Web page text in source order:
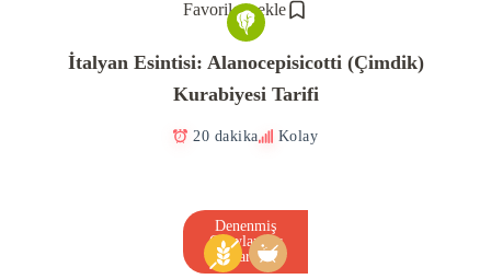
Favorilere ekle
İtalyan Esintisi: Alanocepisicotti (Çimdik)
Kurabiyesi Tarifi
20 dakika Kolay
Denenmiş
Onaylanmış
Tarif